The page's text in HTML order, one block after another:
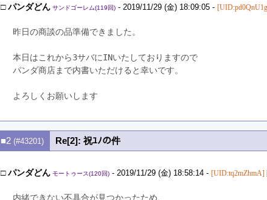
□パンダどん サンドゴーレム(119回)- 2019/11/29 (金) 18:09:05 -
昨日の商談の品準備できました。
本日はこれから3サバにINいたしておりますので
パンダ商店まで内書いただけると幸いです。
よろしくお願いします
■2 (#43201) Re[2]: 祝ﾕﾉの件
□パンダどん モートゥース(120回)- 2019/11/29 (金) 18:58:14 - [UID:tq2mZhmA]
内緒できない不具合が見つかったため、